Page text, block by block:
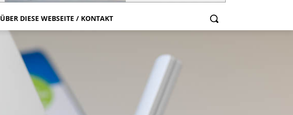
ÜBER DIESE WEBSEITE / KONTAKT